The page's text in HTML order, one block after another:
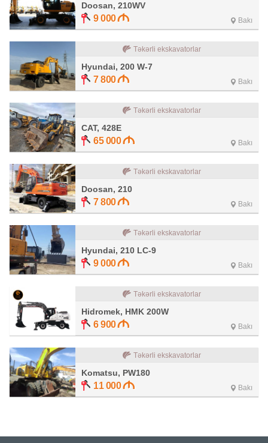
Doosan, 210WV
9 000 Bakı
Təkərli ekskavatorlar
Hyundai, 200 W-7
7 800 Bakı
Təkərli ekskavatorlar
CAT, 428E
65 000 Bakı
Təkərli ekskavatorlar
Doosan, 210
7 800 Bakı
Təkərli ekskavatorlar
Hyundai, 210 LC-9
9 000 Bakı
Təkərli ekskavatorlar
Hidromek, HMK 200W
6 900 Bakı
Təkərli ekskavatorlar
Komatsu, PW180
11 000 Bakı